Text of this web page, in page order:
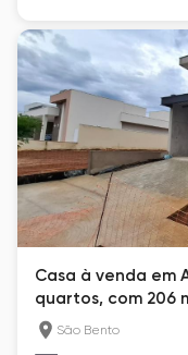
Casa à venda em
quartos, com 206
São Bento